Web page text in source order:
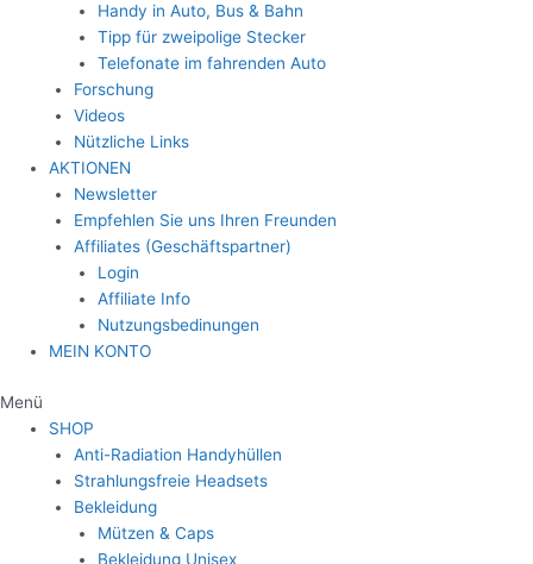
Handy in Auto, Bus & Bahn
Tipp für zweipolige Stecker
Telefonate im fahrenden Auto
Forschung
Videos
Nützliche Links
AKTIONEN
Newsletter
Empfehlen Sie uns Ihren Freunden
Affiliates (Geschäftspartner)
Login
Affiliate Info
Nutzungsbedinungen
MEIN KONTO
Menü
SHOP
Anti-Radiation Handyhüllen
Strahlungsfreie Headsets
Bekleidung
Mützen & Caps
Bekleidung Unisex